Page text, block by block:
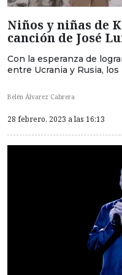
Niños y niñas de
canción de José
Con la esperanza de
entre Ucrania y Rusia,
Belén Álvarez Cabrera
28 febrero, 2023 a las 16:13